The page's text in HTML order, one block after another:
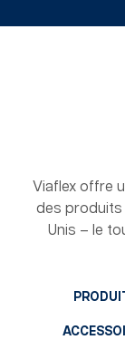
Viaflex offre
des produits
Unis – le